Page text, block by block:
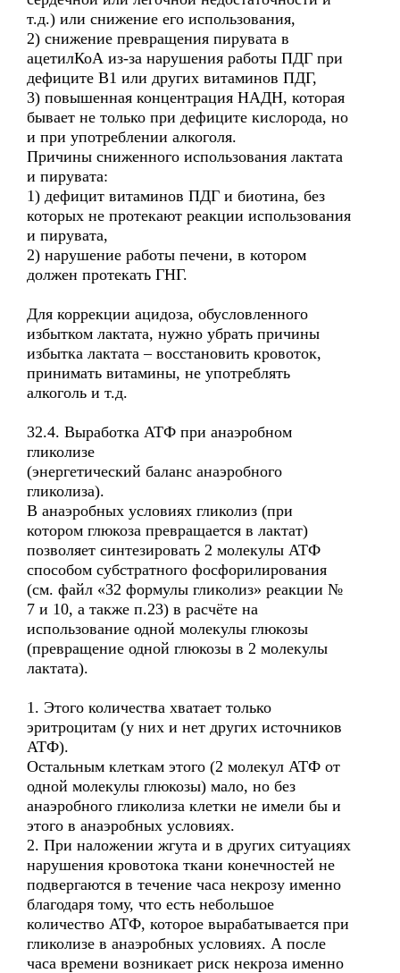
т.д.) или снижение его использования,
2) снижение превращения пирувата в
ацетилКоА из-за нарушения работы ПДГ при
дефиците В1 или других витаминов ПДГ,
3) повышенная концентрация НАДН, которая
бывает не только при дефиците кислорода, но
и при употреблении алкоголя.
Причины сниженного использования лактата
и пирувата:
1) дефицит витаминов ПДГ и биотина, без
которых не протекают реакции использования
и пирувата,
2) нарушение работы печени, в котором
должен протекать ГНГ.
Для коррекции ацидоза, обусловленного
избытком лактата, нужно убрать причины
избытка лактата – восстановить кровоток,
принимать витамины, не употреблять
алкоголь и т.д.
32.4. Выработка АТФ при анаэробном
гликолизе
(энергетический баланс анаэробного
гликолиза).
В анаэробных условиях гликолиз (при
котором глюкоза превращается в лактат)
позволяет синтезировать 2 молекулы АТФ
способом субстратного фосфорилирования
(см. файл «32 формулы гликолиз» реакции №
7 и 10, а также п.23) в расчёте на
использование одной молекулы глюкозы
(превращение одной глюкозы в 2 молекулы
лактата).
1. Этого количества хватает только
эритроцитам (у них и нет других источников
АТФ).
Остальным клеткам этого (2 молекул АТФ от
одной молекулы глюкозы) мало, но без
анаэробного гликолиза клетки не имели бы и
этого в анаэробных условиях.
2. При наложении жгута и в других ситуациях
нарушения кровотока ткани конечностей не
подвергаются в течение часа некрозу именно
благодаря тому, что есть небольшое
количество АТФ, которое вырабатывается при
гликолизе в анаэробных условиях. А после
часа времени возникает риск некроза именно